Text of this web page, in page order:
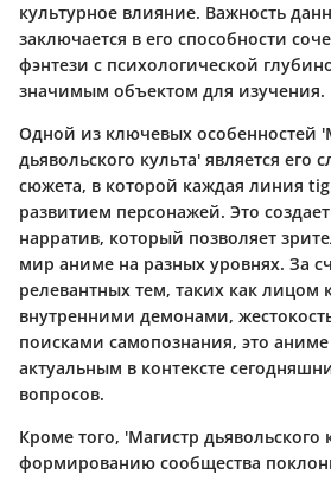
культурное влияние. Важность
заключается в его способности
фэнтези с психологической
значимым объектом для изучения.
Одной из ключевых особенностей
дьявольского культа' является его
сюжета, в которой каждая линия
развитием персонажей. Это
нарратив, который позволяет
мир аниме на разных уровнях. За
релевантных тем, таких как лицом
внутренними демонами,
поисками самопознания, это аниме
актуальным в контексте
вопросов.
Кроме того, 'Магистр дьявольского
формированию сообщества